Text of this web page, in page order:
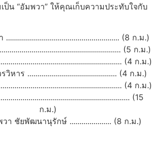
ป็น “อัมพวา” ให้คุณเก็บความประทับใจกับ
(8 ก.ม.)
(5 ก.ม.)
(4 ก.ม.)
หาร ............................................. (4 ก.ม.)
(4 ก.ม.)
(15
ก.ม.)
า ชัยพัฒนานุรักษ์ ..................... (8 ก.ม.)